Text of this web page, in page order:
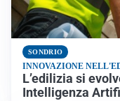
SONDRIO
INNOVAZIONE
L’edilizia si
Intelligenza